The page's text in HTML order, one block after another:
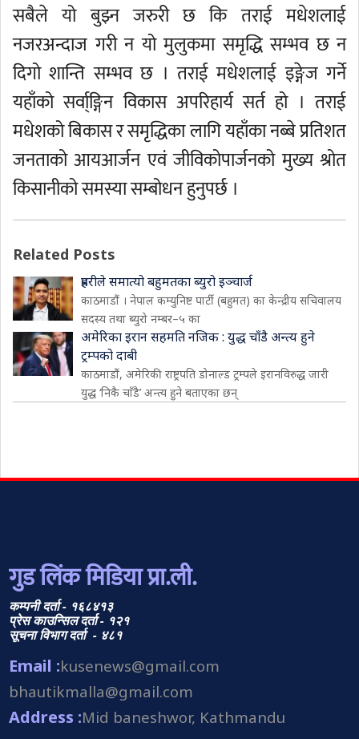
सबैले यो बुझ्न जरुरी छ कि तराई मधेशलाई
नजरअन्दाज गरी न यो मुलुकमा समृद्धि सम्भव छ न
दिगो शान्ति सम्भव छ । तराई मधेशलाई इङ्गेज गर्ने
यहाँको सर्वा्ङ्गिन विकास अपरिहार्य सर्त हो । तराई
मधेशको बिकास र समृद्धिका लागि यहाँका नब्बे प्रतिशत
जनताको आयआर्जन एवं जीविकोपार्जनको मुख्य श्रोत
किसानीको समस्या सम्बोधन हुनुपर्छ ।
Related Posts
प्रहरीले समात्यो बहुमतका ब्युरो इञ्चार्ज
काठमाडौं । नेपाल कम्युनिष्ट पार्टी (बहुमत) का केन्द्रीय सचिवालय
सदस्य तथा ब्युरो नम्बर–५ का
अमेरिका इरान सहमति नजिक : युद्ध चाँडै अन्त्य हुने
ट्रम्पको दाबी
काठमाडौं, अमेरिकी राष्ट्रपति डोनाल्ड ट्रम्पले इरानविरुद्ध जारी
युद्ध ‘निकै चाँडै’ अन्त्य हुने बताएका छन्
गुड लिंक मिडिया प्रा.ली.
कम्पनी दर्ता - १६८४१३
प्रेस काउन्सिल दर्ता - १२१
सूचना विभाग दर्ता - ४८१
Email :kusenews@gmail.com
bhautikmalla@gmail.com
Address :Mid baneshwor, Kathmandu